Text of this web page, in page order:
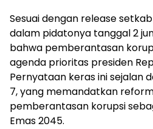
Sesuai dengan release
dalam pidatonya tanggal 2
bahwa pemberantasan
agenda prioritas presiden
Pernyataan keras ini sejalan
7, yang memandatkan
pemberantasan korupsi
Emas 2045.